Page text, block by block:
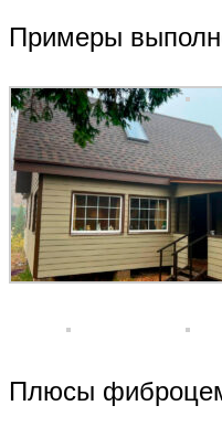
Примеры
Плюсы